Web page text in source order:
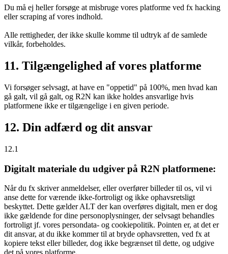
Du må ej heller forsøge at misbruge vores platforme ved fx hacking
eller scraping af vores indhold.
Alle rettigheder, der ikke skulle komme til udtryk af de samlede
vilkår, forbeholdes.
11. Tilgængelighed af vores platforme
Vi forsøger selvsagt, at have en "oppetid" på 100%, men hvad kan
gå galt, vil gå galt, og R2N kan ikke holdes ansvarlige hvis
platformene ikke er tilgængelige i en given periode.
12. Din adfærd og dit ansvar
12.1
Digitalt materiale du udgiver på R2N platformene:
Når du fx skriver anmeldelser, eller overfører billeder til os, vil vi
anse dette for værende ikke-fortroligt og ikke ophavsretsligt
beskyttet. Dette gælder ALT der kan overføres digitalt, men er dog
ikke gældende for dine personoplysninger, der selvsagt behandles
fortroligt jf. vores persondata- og cookiepolitik. Pointen er, at det er
dit ansvar, at du ikke kommer til at bryde ophavsretten, ved fx at
kopiere tekst eller billeder, dog ikke begrænset til dette, og udgive